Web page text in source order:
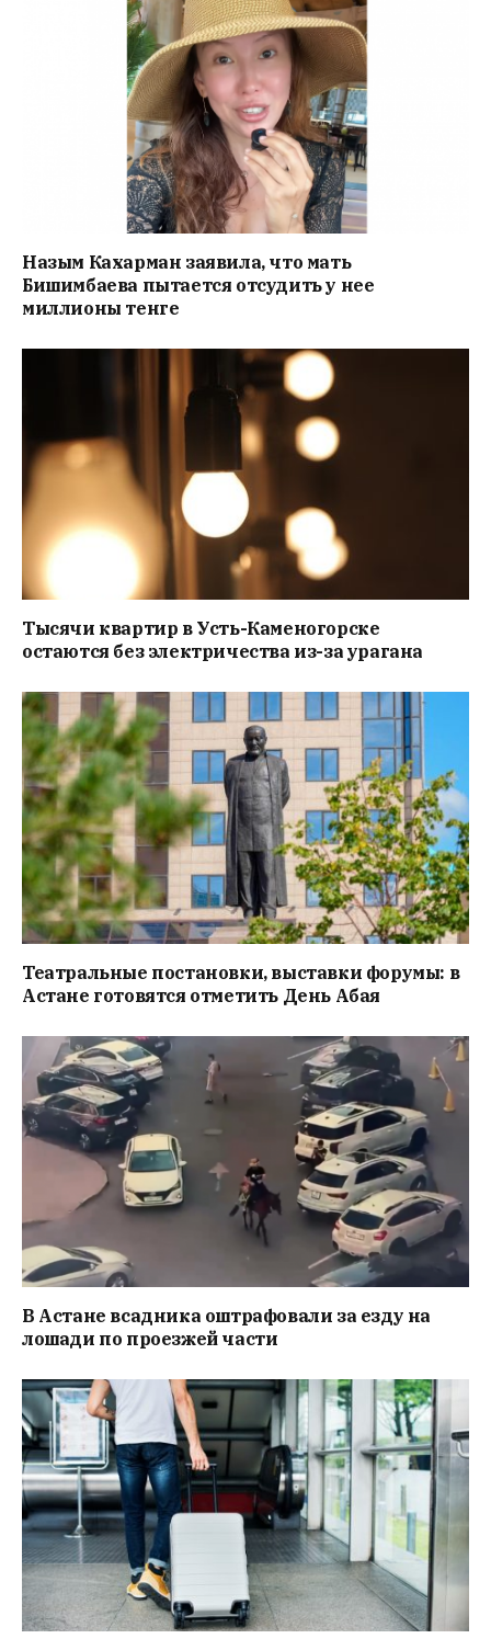
Назым Кахарман заявила, что мать
Бишимбаева пытается отсудить у нее
миллионы тенге
Тысячи квартир в Усть-Каменогорске
остаются без электричества из-за урагана
Театральные постановки, выставки форумы: в
Астане готовятся отметить День Абая
В Астане всадника оштрафовали за езду на
лошади по проезжей части